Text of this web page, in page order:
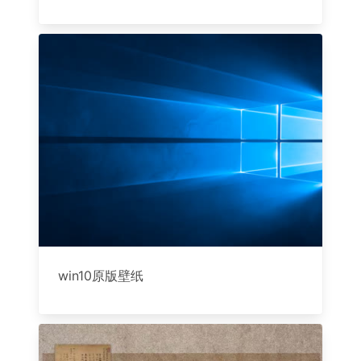
win10原版壁纸